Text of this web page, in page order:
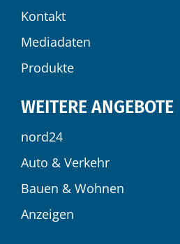
Kontakt
Mediadaten
Produkte
WEITERE ANGEBOTE
nord24
Auto & Verkehr
Bauen & Wohnen
Anzeigen